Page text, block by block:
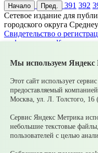
Начало Пред. 391 392
Cетевое издание для
городского округа
Cвидетельство о
информации.pdf
№ ФС77-83398
Главный редактор
Булатова О. А.
Адрес электронной почты
upsopablik@mail.ru
+7(34368)7-56-27
Учредитель издания
Муниципальное казенное
Мы используем
Этот сайт использует
предоставляемый
Москва, ул. Л. Толстого, 16
Сервис Яндекс Метрика
небольшие текстовые
пользователей с целью